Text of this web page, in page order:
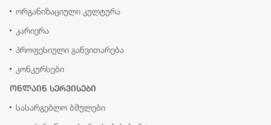
ორგანიზაციული კულტურა
კარიერა
პროფესიული განვითარება
კონკურსები
ონლაინ სერვისები
სასარგებლო ბმულები